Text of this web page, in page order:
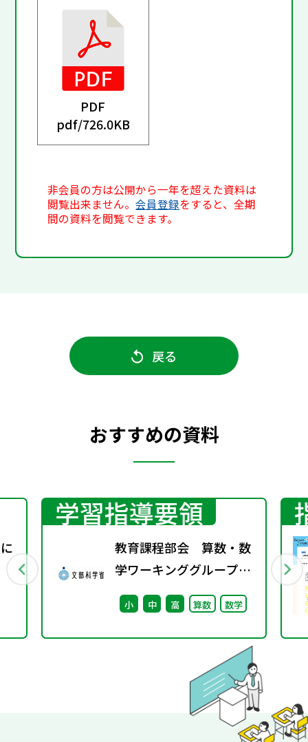
PDF
pdf/726.0KB
非会員の方は公開から一年を超えた資料は
閲覧出来ません。会員登録をすると、全期
間の資料を閲覧できます。
戻る
おすすめの資料
学習指導要領
教育課程部会 算数・数
学ワーキンググループ
（第2回） 配付資料
小 中 高 算数 数学